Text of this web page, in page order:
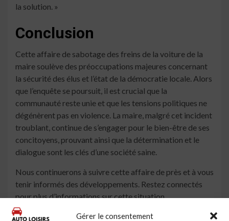
Gérer le consentement
la solution. »
Conclusion
Cette affaire de sabotage des freins de la voiture de la
maire soulève des préoccupations majeures concernant
la sécurité des élus et l’état de la démocratie locale. Alors
que l’enquête se poursuit, il est crucial que la
communauté reste unie et que les tensions politiques ne
dégénèrent pas en violence. La maire, malgré cet incident
troublant, continue de s’engager pour le bien-être de ses
concitoyens, prouvant ainsi que la détermination et le
dialogue sont les clés d’une société saine.
Nous continuerons à suivre cette affaire de près et à vous
tenir informés des développements. Restez connectés
pour plus d’informations sur cette situation
préoccupante.